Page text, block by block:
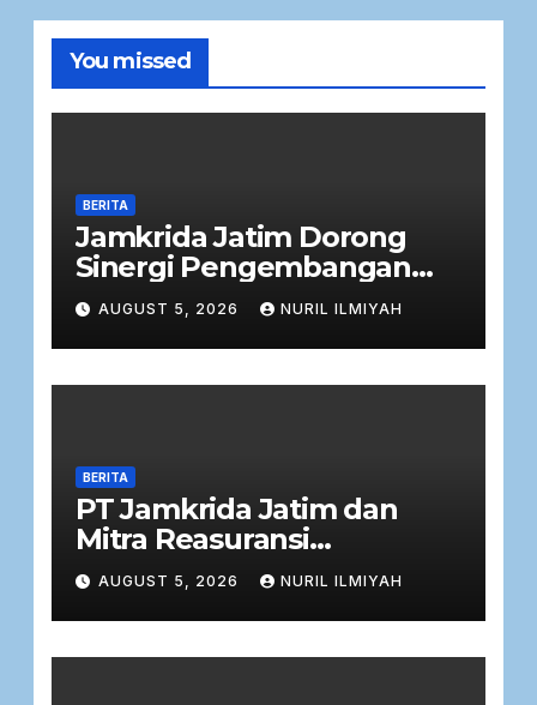
You missed
BERITA
Jamkrida Jatim Dorong
Sinergi Pengembangan
Potensi Petani Cabai
bersama Bank Jatim
AUGUST 5, 2026 NURIL ILMIYAH
BERITA
PT Jamkrida Jatim dan
Mitra Reasuransi
Tandatangani Perjanjian
Facultative Obligatory 2026
AUGUST 5, 2026 NURIL ILMIYAH